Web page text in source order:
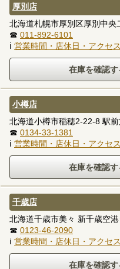
厚別店
北海道札幌市厚別区厚別中
☎ 011-892-6101
ℹ 営業時間・店休日・アクセ
小樽店
北海道小樽市稲穂2-22-8 駅
☎ 0134-33-1381
ℹ 営業時間・店休日・アクセ
千歳店
北海道千歳市美々 新千歳空
☎ 0123-46-2090
ℹ 営業時間・店休日・アクセ